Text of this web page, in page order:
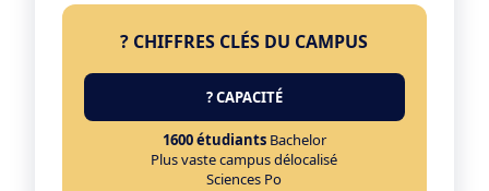
? CHIFFRES CLÉS DU CAMPUS
? CAPACITÉ
1600 étudiantsBachelor
Plus vaste campus délocalisé
Sciences Po